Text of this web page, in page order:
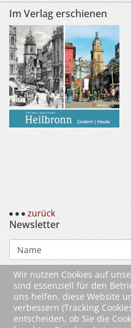
Im Verlag erschienen
zurück
Newsletter
Wir nutzen Cookies auf
sind essenziell für den
uns helfen, diese Website
verbessern (Tracking
entscheiden, ob Sie die